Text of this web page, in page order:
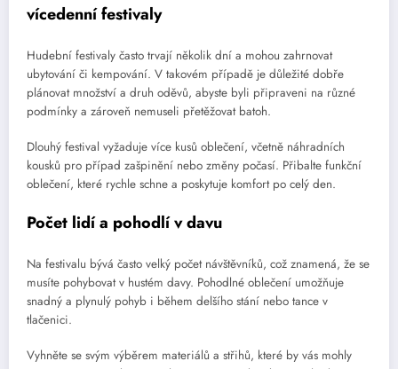
vícedenní festivaly
Hudební festivaly často trvají několik dní a mohou zahrnovat
ubytování či kempování. V takovém případě je důležité dobře
plánovat množství a druh oděvů, abyste byli připraveni na různé
podmínky a zároveň nemuseli přetěžovat batoh.
Dlouhý festival vyžaduje více kusů oblečení, včetně náhradních
kousků pro případ zašpinění nebo změny počasí. Přibalte funkční
oblečení, které rychle schne a poskytuje komfort po celý den.
Počet lidí a pohodlí v davu
Na festivalu bývá často velký počet návštěvníků, což znamená, že se
musíte pohybovat v hustém davy. Pohodlné oblečení umožňuje
snadný a plynulý pohyb i během delšího stání nebo tance v
tlačenici.
Vyhněte se svým výběrem materiálů a střihů, které by vás mohly